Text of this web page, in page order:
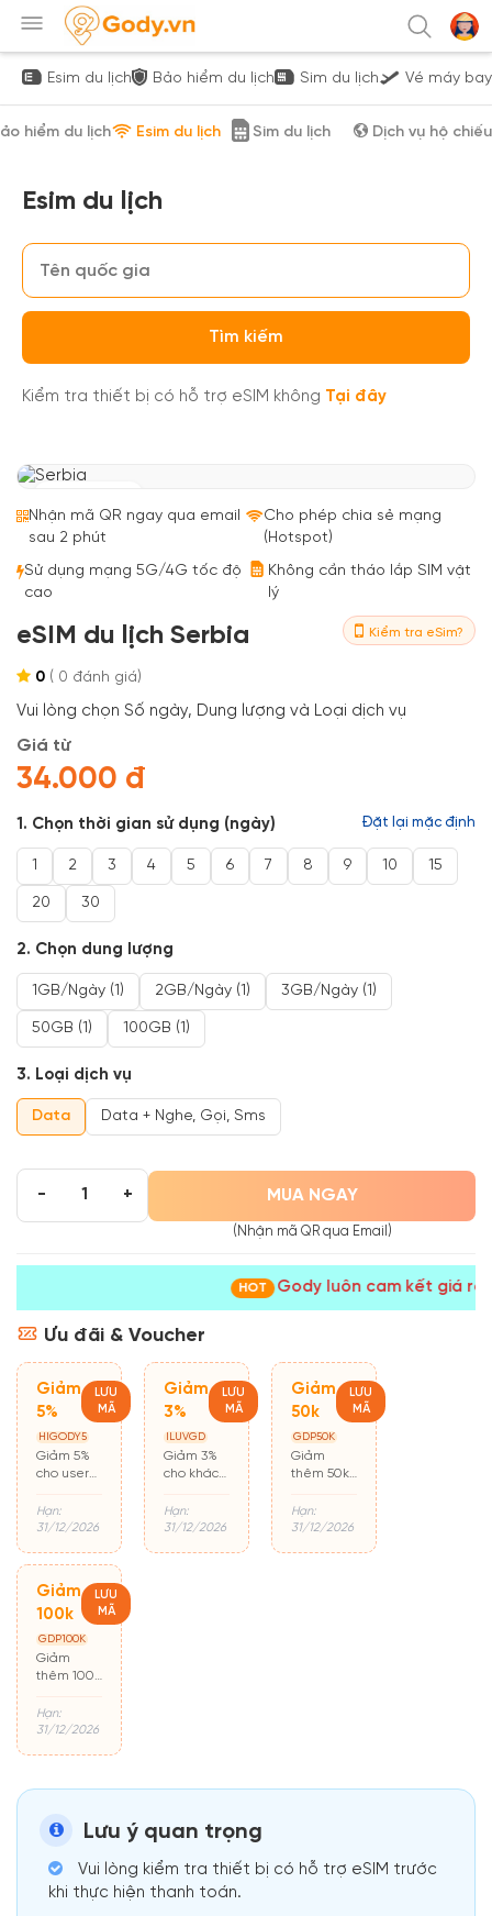
Esim du lịch Bảo hiểm du lịch Sim du lịch Vé máy bay
hiểm du lịch Esim du lịch Sim du lịch Dịch vụ hộ chiếu
Esim du lịch
Tìm kiếm
Kiểm tra thiết bị có hỗ trợ eSIM không Tại đây
Nhận mã QR ngay qua email
sau 2 phút
Cho phép chia sẻ mạng
(Hotspot)
Sử dụng mạng 5G/4G tốc độ
cao
Không cần tháo lắp SIM vật
lý
eSIM du lịch Serbia Kiểm tra eSim?
0 ( 0 đánh giá)
Vui lòng chọn Số ngày, Dung lượng và Loại dịch vụ
Giá từ
34.000 đ
1. Chọn thời gian sử dụng (ngày) Đặt lại mặc định
1 2 3 4 5 6 7 8 9 10 15
20 30
2. Chọn dung lượng
1GB/ngày (1) 2GB/ngày (1) 3GB/ngày (1)
50GB (1) 100GB (1)
3. Loại dịch vụ
Data Data + Nghe, Gọi, Sms
- + MUA NGAY
(Nhận mã QR qua Email)
HOT Gody luôn cam kết giá rẻ
Ưu đãi & Voucher
Giảm
5%
LƯU
MÃ
HIGODY5
Giảm 5%
cho user
hàng lần
đầu
Hạn:
31/12/2026
Giảm
3%
LƯU
MÃ
ILUVGD
Giảm 3%
cho khách
Hạn:
31/12/2026
Giảm
50k
LƯU
MÃ
GDP50K
Giảm
thêm 50k
500k
Hạn:
31/12/2026
Giảm
100k
LƯU
MÃ
GDP100K
Giảm
thêm 100k
500k
Hạn:
31/12/2026
Lưu ý quan trọng
Vui lòng kiểm tra thiết bị có hỗ trợ eSIM trước
khi thực hiện thanh toán.